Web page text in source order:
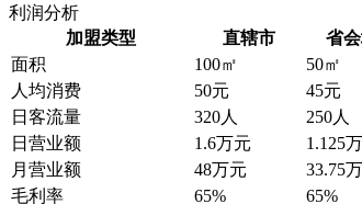
利润分析
加盟类型
直辖市 省
面积
100㎡ 50㎡
人均消费
50元 45元
日客流量
320人 250人
日营业额
1.6万元 1.125
月营业额
48万元 33.75
毛利率
65% 65%